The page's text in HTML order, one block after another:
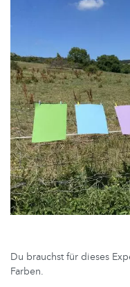
Du brauchst für dieses
Farben.